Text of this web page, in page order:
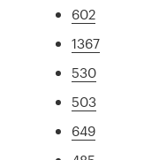
602
1367
530
503
649